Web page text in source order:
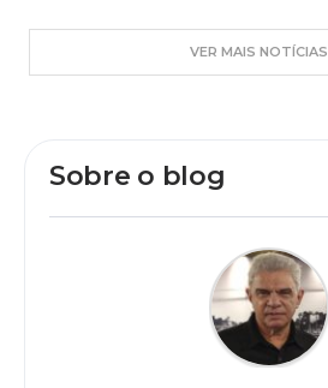
VER MAIS NOTÍCIAS
Sobre o blog